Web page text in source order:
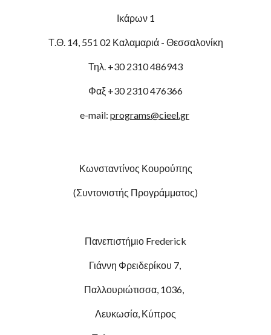
Ικάρων 1
Τ.Θ. 14, 551 02 Καλαμαριά - Θεσσαλονίκη
Τηλ. +30 2310 486943
Φαξ +30 2310 476366
e-mail: programs@cieel.gr
Κωνσταντίνος Κουρούπης
(Συντονιστής Προγράμματος)
Πανεπιστήμιο Frederick
Γιάννη Φρειδερίκου 7,
Παλλουριώτισσα, 1036,
Λευκωσία, Κύπρος